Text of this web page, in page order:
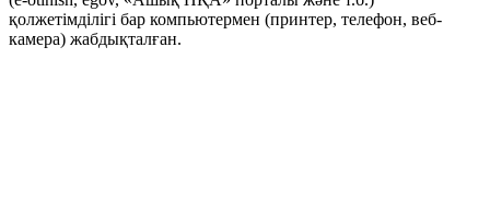
қолжетімділігі бар компьютермен (принтер, телефон, веб-
камера) жабдықталған.